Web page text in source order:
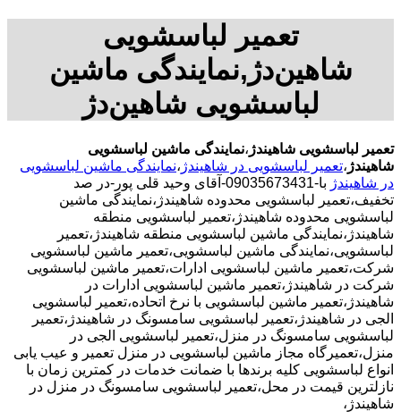
تعمیر لباسشویی
شاهین‌دژ,نمایندگی ماشین
لباسشویی شاهین‌دژ
تعمیر لباسشویی شاهیندژ ،نمایندگی ماشین لباسشویی
شاهیندژ ،تعمیر لباسشویی در شاهیندژ ،نمایندگی ماشین لباسشویی
در شاهیندژ
با-09035673431-آقای وحید قلی پور-در صد
تخفیف،تعمیر لباسشویی محدوده شاهیندژ،نمایندگی ماشین
لباسشویی محدوده شاهیندژ،تعمیر لباسشویی منطقه
شاهیندژ،نمایندگی ماشین لباسشویی منطقه شاهیندژ،تعمیر
لباسشویی،نمایندگی ماشین لباسشویی،تعمیر ماشین لباسشویی
شرکت،تعمیر ماشین لباسشویی ادارات،تعمیر ماشین لباسشویی
شرکت در شاهیندژ،تعمیر ماشین لباسشویی ادارات در
شاهیندژ،تعمیر ماشین لباسشویی با نرخ اتحاده،تعمیر لباسشویی
الجی در شاهیندژ،تعمیر لباسشویی سامسونگ در شاهیندژ،تعمیر
لباسشویی سامسونگ در منزل،تعمیر لباسشویی الجی در
منزل،تعمیرگاه مجاز ماشین لباسشویی در منزل تعمیر و عیب یابی
انواع لباسشویی کلیه برندها با ضمانت خدمات در کمترین زمان با
نازلترین قیمت در محل،تعمیر لباسشویی سامسونگ در منزل در
شاهیندژ،